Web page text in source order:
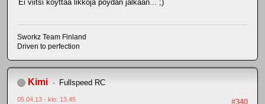
Ei viitsi köyttää likkoja pöydän jalkaan... ;)
Sworkz Team Finland
Driven to perfection
Kimi Fullspeed RC
#340
05.04.13 - klo: 13.45